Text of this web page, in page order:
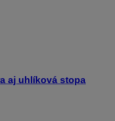
aj uhlíková stopa